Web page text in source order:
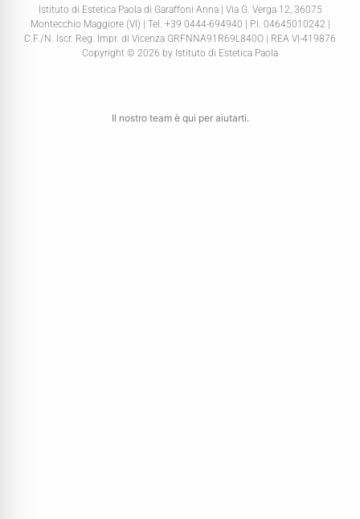
Istituto di Estetica Paola di Garaffoni Anna | Via G. Verga 12, 36075
Montecchio Maggiore (VI) | Tel. +39 0444-694940 | P.I. 04645010242 |
C.F./N. Iscr. Reg. Impr. di Vicenza GRFNNA91R69L840O | REA VI-419876
Copyright © 2026 by Istituto di Estetica Paola
Il nostro team è qui per aiutarti.